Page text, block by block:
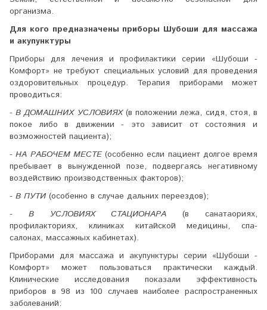
организма.
Для кого предназначены приборы Шубоши для массажа
и акупунктуры
Приборы для лечения и профилактики серии «Шубоши -
Комфорт» не требуют специальных условий для проведения
оздоровительных процедур. Терапия приборами может
проводиться:
- В ДОМАШНИХ УСЛОВИЯХ (в положении лежа, сидя, стоя, в
покое либо в движении - это зависит от состояния и
возможностей пациента);
- НА РАБОЧЕМ МЕСТЕ(особенно если пациент долгое время
пребывает в вынужденной позе, подвергаясь негативному
воздействию производственных факторов);
- В ПУТИ(особенно в случае дальних переездов);
- В УСЛОВИЯХ СТАЦИОНАРА (в санатаориях,
профилакториях, клиниках китайской медицины, спа-
салонах, массажных кабинетах).
Приборами для массажа и акупунктуры серии «Шубоши -
Комфорт» может пользоваться практически каждый.
Клинические исследования показали эффективность
приборов в 98 из 100 случаев наиболее распространенных
заболеваний: